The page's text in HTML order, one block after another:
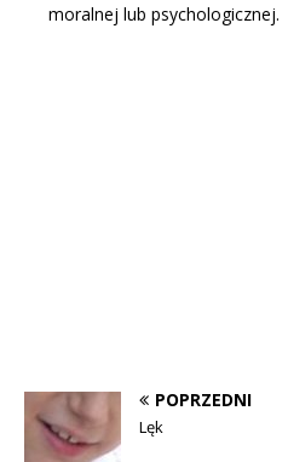
moralnej lub psychologicznej.
POPRZEDNI
Lęk